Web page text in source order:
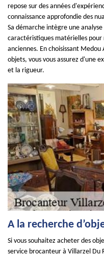
repose sur des années
connaissance approfondie des
Sa démarche intègre une
caractéristiques matérielles pour
anciennes. En choisissant
objets, vous vous assurez d'une
et la rigueur.
A la recherche
Si vous souhaitez acheter des
service brocanteur à Villarzel Du